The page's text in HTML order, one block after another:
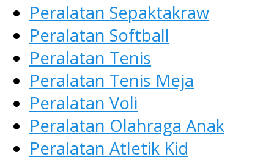
Peralatan Sepaktakraw
Peralatan Softball
Peralatan Tenis
Peralatan Tenis Meja
Peralatan Voli
Peralatan Olahraga Anak
Peralatan Atletik Kid